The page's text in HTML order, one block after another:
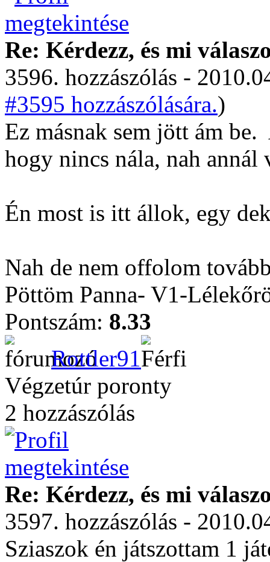
Re: Kérdezz, és mi
3596. hozzászólás -
#3595 hozzászólására.)
Ez másnak sem jött ám be.
hogy nincs nála, nah annál
Én most is itt állok, egy
Nah de nem offolom
Pöttöm Panna- V1-
Pontszám: 8.33
Rottler91
Végzetúr poronty
2 hozzászólás
Re: Kérdezz, és mi
3597. hozzászólás -
Sziaszok én játszottam 1